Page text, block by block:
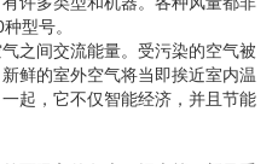
型号。
之间交流能量。受污染的空气被
鲜的室外空气将当即挨近室内温
起，它不仅智能经济，并且节能